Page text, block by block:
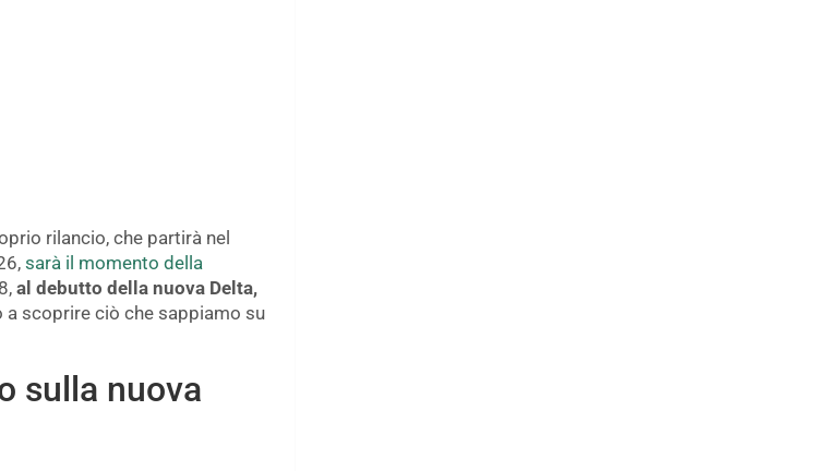
rilancio, che partirà nel
sarà il momento della
al debutto della nuova Delta,
a scoprire ciò che sappiamo su
sulla nuova